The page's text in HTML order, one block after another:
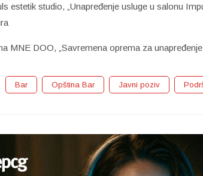
estetik studio, „Unapređenje usluge u salonu
MNE DOO, „Savremena oprema za
Bar Opština Bar Javni poziv